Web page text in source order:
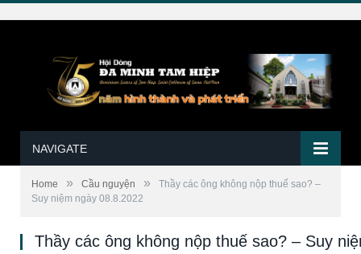
NAVIGATE
Home » Cầu nguyện »
Thầy các ông không nộp thuế sao? –
Suy niệm ngày 08.8.2022
Thầy các ông không nộp thuế sao? – Suy